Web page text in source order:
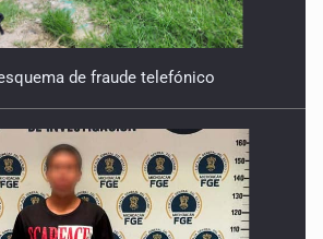
de fraude telefónico